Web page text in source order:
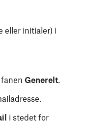
eller initialer) i
Generelt.
i stedet for